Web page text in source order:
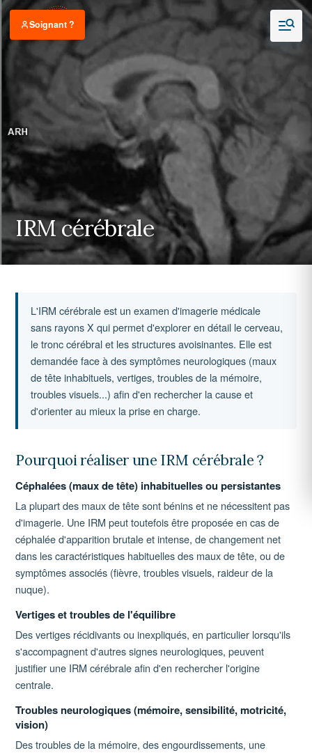
IRM cérébrale
L'IRM cérébrale est un examen d'imagerie médicale
sans rayons X qui permet d'explorer en détail le cerveau,
le tronc cérébral et les structures avoisinantes. Elle est
demandée face à des symptômes neurologiques (maux
de tête inhabituels, vertiges, troubles de la mémoire,
troubles visuels...) afin d'en rechercher la cause et
d'orienter au mieux la prise en charge.
Pourquoi réaliser une IRM cérébrale ?
Céphalées (maux de tête) inhabituelles ou persistantes
La plupart des maux de tête sont bénins et ne nécessitent pas
d'imagerie. Une IRM peut toutefois être proposée en cas de
céphalée d'apparition brutale et intense, de changement net
dans les caractéristiques habituelles des maux de tête, ou de
symptômes associés (fièvre, troubles visuels, raideur de la
nuque).
Vertiges et troubles de l'équilibre
Des vertiges récidivants ou inexpliqués, en particulier lorsqu'ils
s'accompagnent d'autres signes neurologiques, peuvent
justifier une IRM cérébrale afin d'en rechercher l'origine
centrale.
Troubles neurologiques (mémoire, sensibilité, motricité,
vision)
Des troubles de la mémoire, des engourdissements, une
Soignant ?